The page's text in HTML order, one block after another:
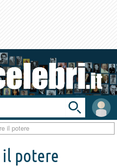
User
area
Toggle
search
bar
il potere
il potere